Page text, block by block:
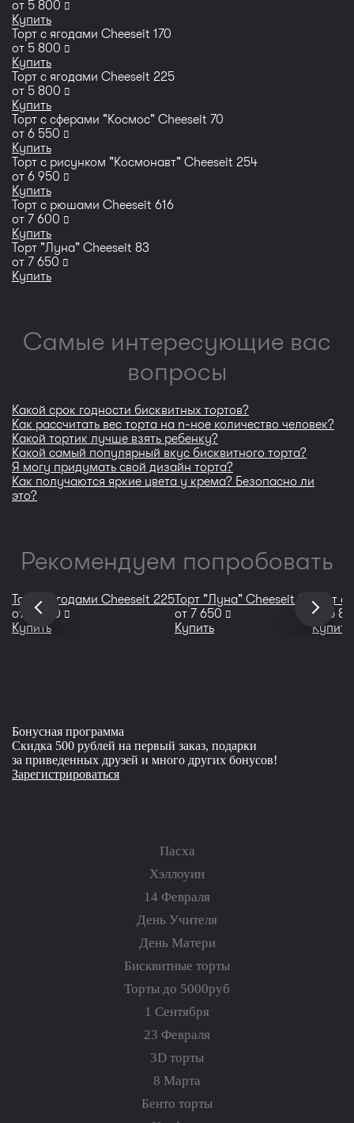
от 5 800 руб
Купить
Торт с ягодами Сheeseit 170
от 5 800 руб
Купить
Торт с ягодами Сheeseit 225
от 5 800 руб
Купить
Торт с сферами "Космос" Сheeseit 70
от 6 550 руб
Купить
Торт с рисунком "Космонавт" Cheeseit 254
от 6 950 руб
Купить
Торт с рюшами Cheeseit 616
от 7 600 руб
Купить
Торт "Луна" Cheeseit 83
от 7 650 руб
Купить
Самые интересующие вас
вопросы
Какой срок годности бисквитных тортов?
Как рассчитать вес торта на n-ное количество человек?
Какой тортик лучше взять ребенку?
Какой самый популярный вкус бисквитного торта?
Я могу придумать свой дизайн торта?
Как получаются яркие цвета у крема? Безопасно ли
это?
Рекомендуем попробовать
Торт с ягодами Сheeseit 225
от
5 800 руб
Купить
Торт "Луна" Cheeseit 83
от 7 650 руб
Купить
Торт с
от
5
Купить
Бонусная программа
Скидка 500 рублей на первый заказ, подарки
за приведенных друзей и много других бонусов!
Зарегистрироваться
Пасха
Хэллоуин
14 Февраля
День Учителя
День Матери
Бисквитные торты
Торты до 5000руб
1 Сентября
23 Февраля
3D торты
8 Марта
Бенто торты